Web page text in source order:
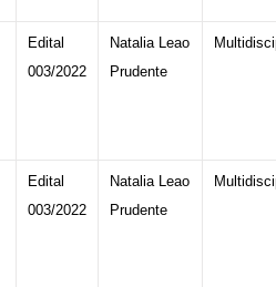
Edital
003/2022
Natalia Leao
Prudente
Edital
003/2022
Natalia Leao
Prudente